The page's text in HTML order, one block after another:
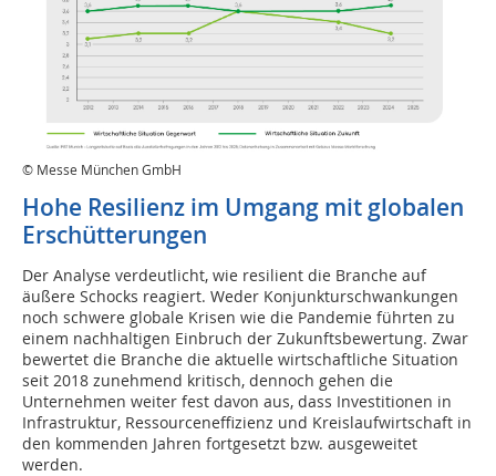
© Messe München GmbH
Hohe Resilienz im Umgang mit globalen
Erschütterungen
Der Analyse verdeutlicht, wie resilient die Branche auf
äußere Schocks reagiert. Weder Konjunkturschwankungen
noch schwere globale Krisen wie die Pandemie führten zu
einem nachhaltigen Einbruch der Zukunftsbewertung. Zwar
bewertet die Branche die aktuelle wirtschaftliche Situation
seit 2018 zunehmend kritisch, dennoch gehen die
Unternehmen weiter fest davon aus, dass Investitionen in
Infrastruktur, Ressourceneffizienz und Kreislaufwirtschaft in
den kommenden Jahren fortgesetzt bzw. ausgeweitet
werden.